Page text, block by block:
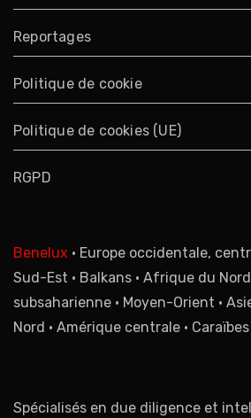
Reportages
Politique de cookie
Politique de cookies (UE)
RGPD
Benelux • Europe occidentale,
Sud-Est • Balkans • Afrique du
subsaharienne • Moyen-Orient •
Nord • Amérique centrale •
Spécialisés en due diligence et